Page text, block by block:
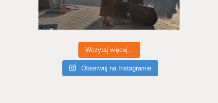
Wczytaj więcej...
Obserwuj na Instagramie